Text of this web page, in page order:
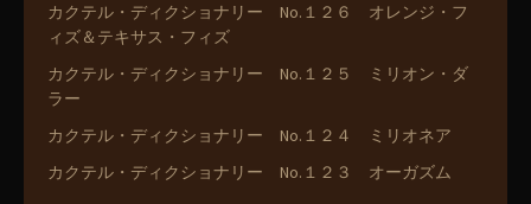
カクテル・ディクショナリー No.１２６ オレンジ・フ
ィズ＆テキサス・フィズ
カクテル・ディクショナリー No.１２５ ミリオン・ダ
ラー
カクテル・ディクショナリー No.１２４ ミリオネア
カクテル・ディクショナリー No.１２３ オーガズム